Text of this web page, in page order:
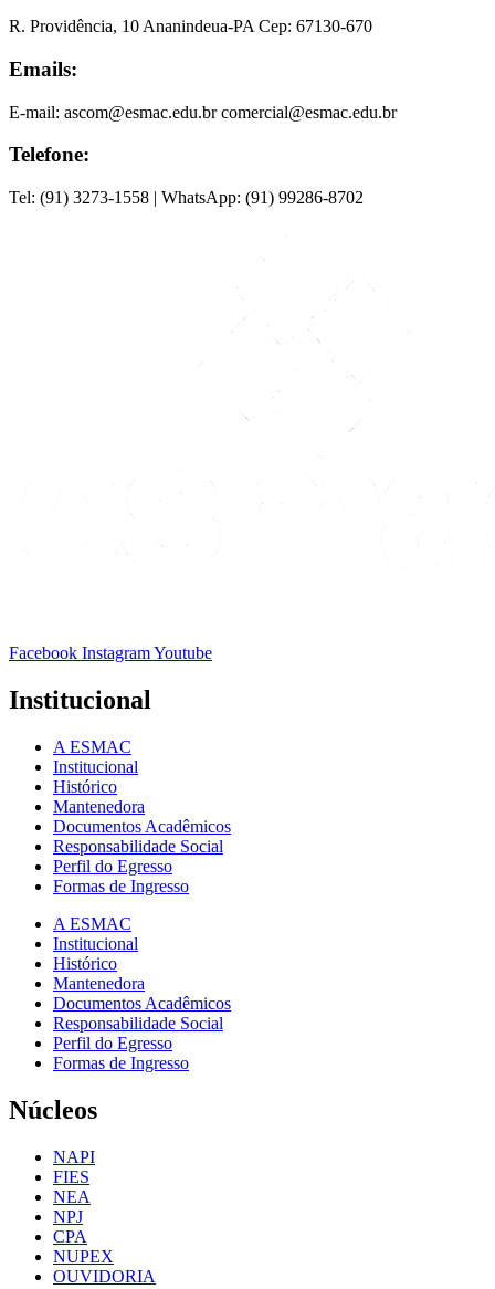
R. Providência, 10 Ananindeua-PA Cep: 67130-670
Emails:
E-mail: ascom@esmac.edu.br comercial@esmac.edu.br
Telefone:
Tel: (91) 3273-1558 | WhatsApp: (91) 99286-8702
Facebook InstagramYoutube
Institucional
A ESMAC
Institucional
Histórico
Mantenedora
Documentos Acadêmicos
Responsabilidade Social
Perfil do Egresso
Formas de Ingresso
A ESMAC
Institucional
Histórico
Mantenedora
Documentos Acadêmicos
Responsabilidade Social
Perfil do Egresso
Formas de Ingresso
Núcleos
NAPI
FIES
NEA
NPJ
CPA
NUPEX
OUVIDORIA